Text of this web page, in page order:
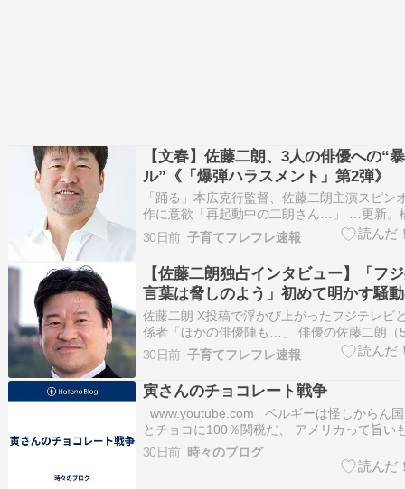
【文春】佐藤二朗、3人の俳優への“
ル”《「爆弾ハラスメント」第2弾》
「踊る」本広克行監督、佐藤二朗主演スピン
作に意欲「再起動中の二朗さん…」 …更新。
る「ハラスメント」疑惑を伝えた一連の報道
佐藤二朗が降板したドラマについて、制作に
した。 佐藤と橋本は4月期… （出典：日刊ス
典 www…
30日前 子育てフレフレ速報
【佐藤二朗独占インタビュー】「フ
言葉は脅しのよう」初めて明かす騒
「俳優人生終わるかもと怖く…」
佐藤二朗 X投稿で浮かび上がったフジテレビ
係者「ほかの俳優陣も…」 俳優の佐藤二朗（
レビの連続ドラマ「夫婦別姓刑事」（6月23
共演した女優の橋本愛（30）にハラスメント
られた件… （出典：スポニチアネックス）
30日前 子育てフレフレ速報
寅さんのチョコレート戦争
www.youtube.com ベルギーは怪しからん
とチョコに100％関税だ、 アメリカって旨い
だから旨いチョコに関税掛けると 米国民が怒
ん・・・ 以下Twitterより・・・ ＜記事よ
審査会は8日の幹事懇談会で、憲法…
30日前 時々のブログ